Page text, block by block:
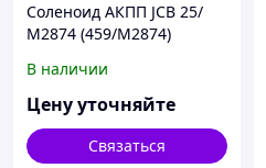
Соленоид АКПП JCB 25/
М2874 (459/М2874)
В наличии
Цену уточняйте
Связаться